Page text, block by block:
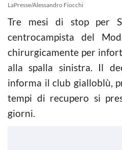
LaPresse/Alessandro Fiocchi
Tre mesi di stop per
centrocampista del
chirurgicamente per
alla spalla sinistra. Il
informa il club gialloblù,
tempi di recupero si
giorni.